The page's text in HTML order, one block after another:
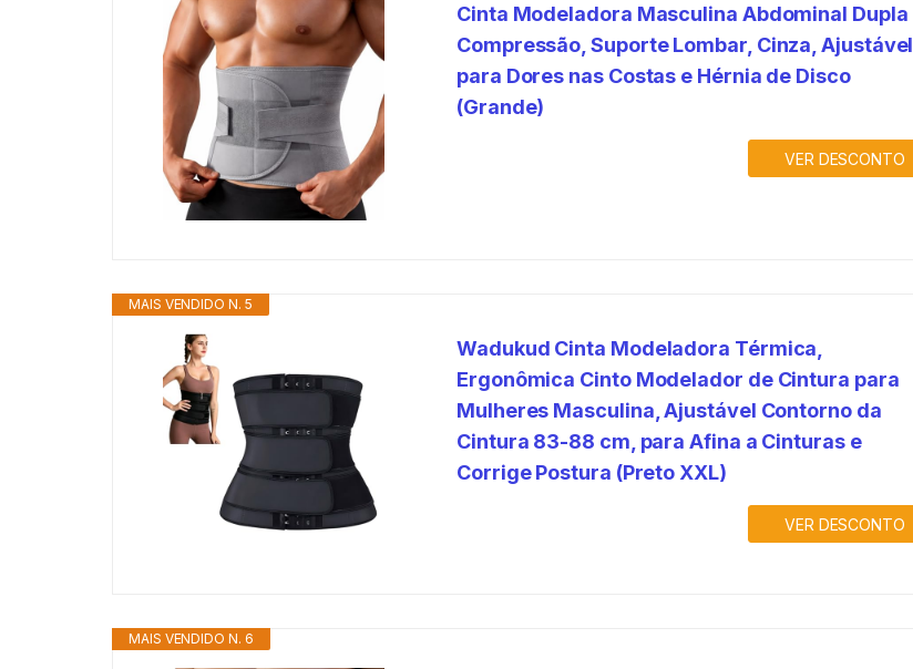
Cinta Modeladora Masculina Abdominal Dupla
Compressão, Suporte Lombar, Cinza, Ajustável,
para Dores nas Costas e Hérnia de Disco
(Grande)
VER DESCONTO
MAIS VENDIDO N. 5
Wadukud Cinta Modeladora Térmica,
Ergonômica Cinto Modelador de Cintura para
Mulheres Masculina, Ajustável Contorno da
Cintura 83-88 cm, para Afina a Cinturas e
Corrige Postura (Preto XXL)
VER DESCONTO
MAIS VENDIDO N. 6